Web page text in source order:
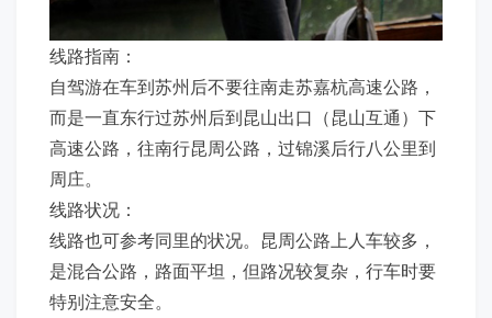
线路指南：
自驾游在车到苏州后不要往南走苏嘉杭高速公路，
而是一直东行过苏州后到昆山出口（昆山互通）下
高速公路，往南行昆周公路，过锦溪后行八公里到
周庄。
线路状况：
线路也可参考同里的状况。昆周公路上人车较多，
是混合公路，路面平坦，但路况较复杂，行车时要
特别注意安全。